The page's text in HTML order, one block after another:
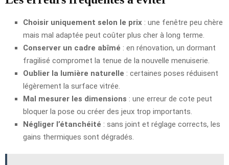
Choisir uniquement selon le prix : une fenêtre peu chère
mais mal adaptée peut coûter plus cher à long terme.
Conserver un cadre abîmé : en rénovation, un dormant
fragilisé compromet la tenue de la nouvelle menuiserie.
Oublier la lumière naturelle : certaines poses réduisent
légèrement la surface vitrée.
Mal mesurer les dimensions : une erreur de cote peut
bloquer la pose ou créer des jeux trop importants.
Négliger l’étanchéité : sans joint et réglage corrects, les
gains thermiques sont dégradés.